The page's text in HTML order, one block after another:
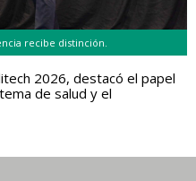
recibe distinción.
2026, destacó el papel
de salud y el